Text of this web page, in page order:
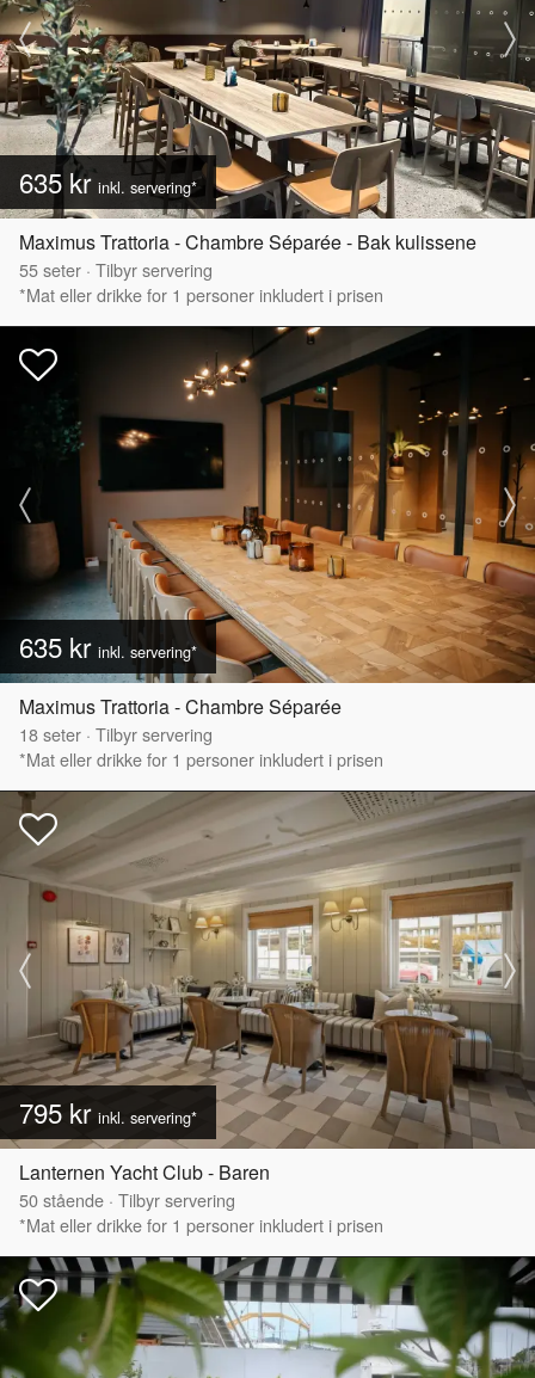
635 krinkl. servering*
Maximus Trattoria - Chambre Séparée - Bak kulissene
55seter · Tilbyr servering
*Mat eller drikke for 1 personer inkludert i prisen
635 kr inkl. servering*
Maximus Trattoria - Chambre Séparée
18seter · Tilbyr servering
*Mat eller drikke for 1 personer inkludert i prisen
795 kr inkl. servering*
Lanternen Yacht Club - Baren
50stående · Tilbyr servering
*Mat eller drikke for 1 personer inkludert i prisen